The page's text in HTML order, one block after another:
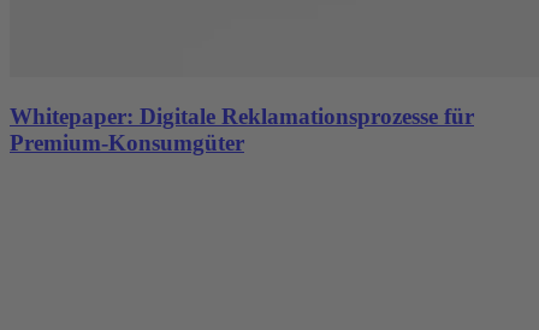
Whitepaper: Digitale Reklamationsprozesse für
Premium-Konsumgüter